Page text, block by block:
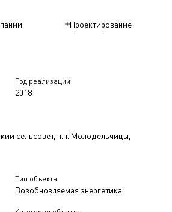
Проектирование
Год реализации
2018
сельсовет, н.п. Молодельчицы,
Тип объекта
Возобновляемая энергетика